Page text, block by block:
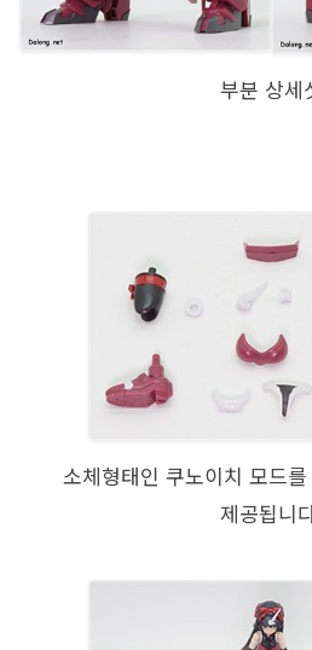
부분 상세
소체형태인 쿠노이치 모드
제공됩니